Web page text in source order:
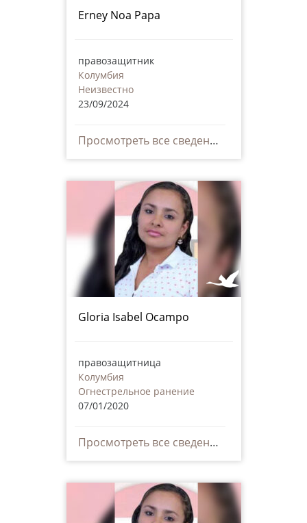
Erney Noa Papa
правозащитник
Колумбия
Неизвестно
23/09/2024
Просмотреть все сведения
Gloria Isabel Ocampo
правозащитница
Колумбия
Огнестрельное ранение
07/01/2020
Просмотреть все сведения